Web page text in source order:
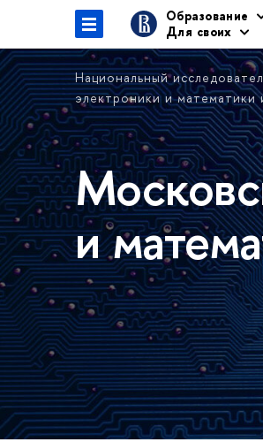
Образование
Для своих
Национальный
электроники и
и